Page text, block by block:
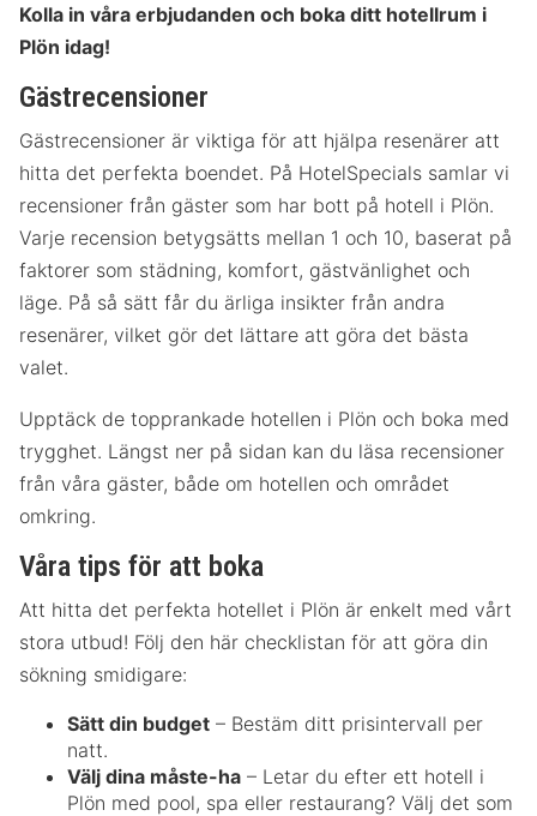
Kolla in våra erbjudanden och boka ditt hotellrum i
Plön idag!
Gästrecensioner
Gästrecensioner är viktiga för att hjälpa resenärer att
hitta det perfekta boendet. På HotelSpecials samlar vi
recensioner från gäster som har bott på hotell i Plön.
Varje recension betygsätts mellan 1 och 10, baserat på
faktorer som städning, komfort, gästvänlighet och
läge. På så sätt får du ärliga insikter från andra
resenärer, vilket gör det lättare att göra det bästa
valet.
Upptäck de topprankade hotellen i Plön och boka med
trygghet. Längst ner på sidan kan du läsa recensioner
från våra gäster, både om hotellen och området
omkring.
Våra tips för att boka
Att hitta det perfekta hotellet i Plön är enkelt med vårt
stora utbud! Följ den här checklistan för att göra din
sökning smidigare:
Sätt din budget – Bestäm ditt prisintervall per
natt.
Välj dina måste-ha – Letar du efter ett hotell i
Plön med pool, spa eller restaurang? Välj det som